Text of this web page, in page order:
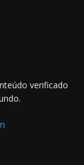
verificado